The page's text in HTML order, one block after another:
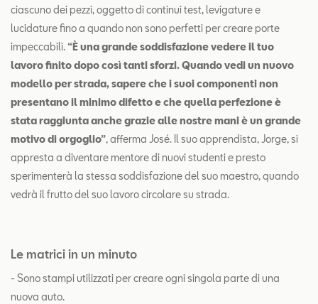
ciascuno dei pezzi, oggetto di continui test, levigature e
lucidature fino a quando non sono perfetti per creare porte
impeccabili. “È una grande soddisfazione vedere il tuo
lavoro finito dopo così tanti sforzi. Quando vedi un nuovo
modello per strada, sapere che i suoi componenti non
presentano il minimo difetto e che quella perfezione è
stata raggiunta anche grazie alle nostre mani è un grande
motivo di orgoglio”, afferma José. Il suo apprendista, Jorge, si
appresta a diventare mentore di nuovi studenti e presto
sperimenterà la stessa soddisfazione del suo maestro, quando
vedrà il frutto del suo lavoro circolare su strada.
Le matrici in un minuto
- Sono stampi utilizzati per creare ogni singola parte di una
nuova auto.